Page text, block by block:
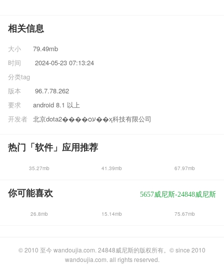
相关信息
大小
79.49mb
时间
2024-05-23 07:13:24
分类tag
版本
96.7.78.262
要求
android 8.1 以上
开发者
北京dota2����ѻע��ҳ科技有限公司
热门「软件」应用推荐
35.27mb 41.39mb 67.97mb
你可能喜欢 5657威尼斯-24848威尼斯
26.8mb 15.14mb 75.67mb
© 2010 至今 wandoujia.com. 24848威尼斯的版权所有。© since 2010
wandoujia.com. all rights reserved.